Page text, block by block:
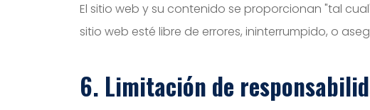
El sitio web y su contenido se proporcionan "tal
sitio web esté libre de errores, ininterrumpido, o
6. Limitación de